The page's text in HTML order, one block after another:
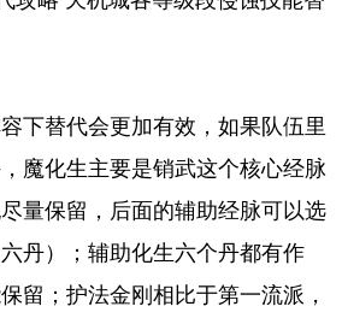
下替代会更加有效，如果队伍里
魔化生主要是销武这个核心经脉
量保留，后面的辅助经脉可以选
丹）；辅助化生六个丹都有作
留；护法金刚相比于第一流派，